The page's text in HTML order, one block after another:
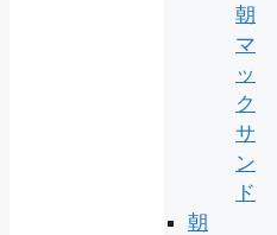
朝
マ
ッ
ク
サ
ン
ド
朝